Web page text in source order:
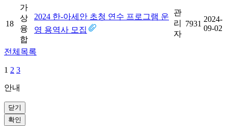
18
가
상
융
합
2024 한-아세안 초청 연수 프로그램 운
영 용역사 모집
관
리
자
7931
2024-
09-02
전체목록
1 2 3
안내
닫기
확인